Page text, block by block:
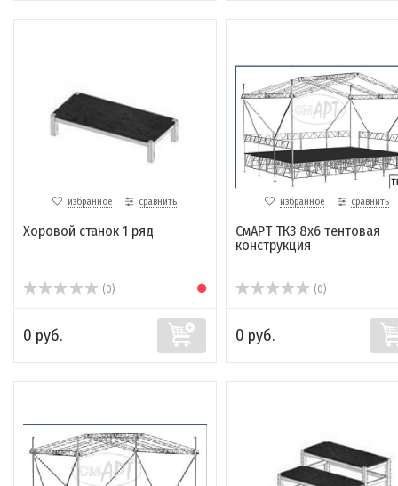
избранное сравнить
Хоровой станок 1 ряд
(0)
0 руб.
избранное сравнить
СмАРТ ТК3 8х6 тентовая
конструкция
(0)
0 руб.